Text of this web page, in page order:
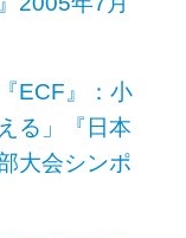
ECF』：小
る」『日本
大会シンポ